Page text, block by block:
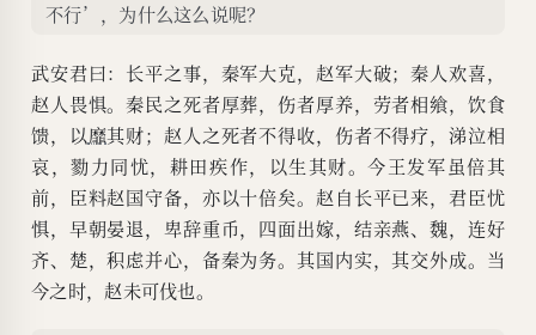
不行’，为什么这么说呢？
武安君曰：长平之事，秦军大克，赵军大破；秦人欢喜，
赵人畏惧。秦民之死者厚葬，伤者厚养，劳者相飨，饮食
馈，以靡其财；赵人之死者不得收，伤者不得疗，涕泣相
哀，勠力同忧，耕田疾作，以生其财。今王发军虽倍其
前，臣料赵国守备，亦以十倍矣。赵自长平已来，君臣忧
惧，早朝晏退，卑辞重币，四面出嫁，结亲燕、魏，连好
齐、楚，积虑并心，备秦为务。其国内实，其交外成。当
今之时，赵未可伐也。